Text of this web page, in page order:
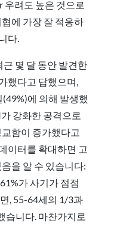
우려도 높은 것으로
에 가장 잘 적응하
다.
몇 달 동안 발견한
했다고 답했으며,
에 의해 발생했
강화한 공격으로
함이 증가했다고
이터를 확대하면 고
을 알 수 있습니다:
가 사기가 점점
, 55-64세의 1/3과
습니다. 마찬가지로